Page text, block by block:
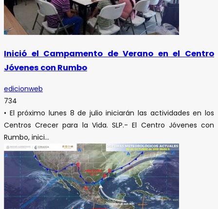
Inició el Campamento de Verano en el Centro
Jóvenes con Rumbo
edicionweb
734
• El próximo lunes 8 de julio iniciarán las actividades en los
Centros Crecer para la Vida. SLP.- El Centro Jóvenes con
Rumbo, inici...